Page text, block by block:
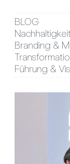
BLOG
Branding &
Führung &